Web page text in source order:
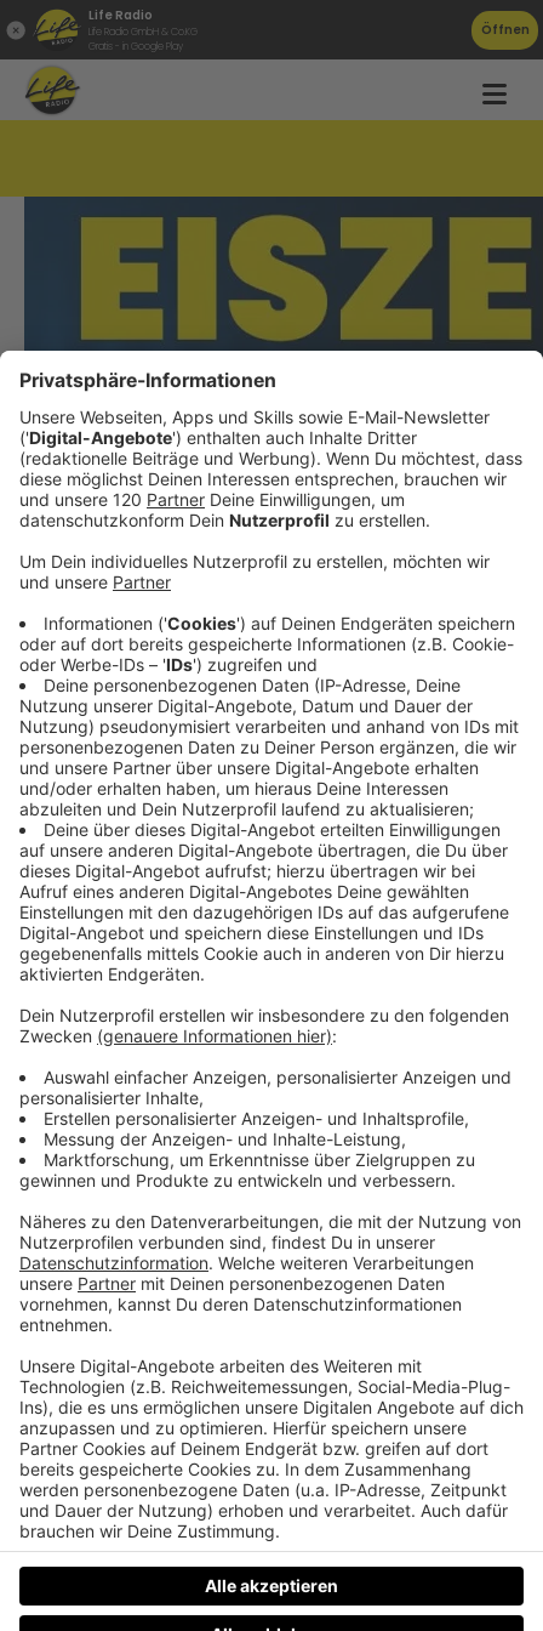
Life Radio
Life Radio GmbH & Co.KG
Gratis - in Google Play
Öffnen
Jetzt zählts: Wir haben die Play-Off
Insidernews
Die schönste Zeit des Jahres ist da: Play-Off-Zeit
bei den Liwest Black Wings Linz. Wir reden mit
Philipp Lukas und Raphael Wolf über „peinliche“
Verletztenlager, die Stärken des KAC und die ganz
besonderen Play-Off-Anspannung für Spieler und
Coaches.
DatenschutzImpressumAGBsJobsKontakt Werben